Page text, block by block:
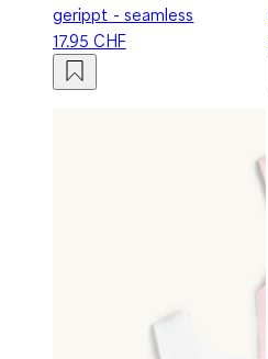
gerippt - seamless
17.95 CHF